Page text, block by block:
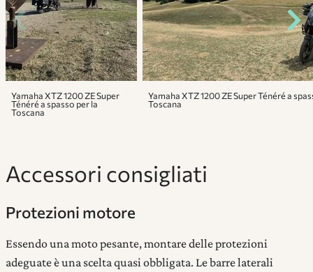
Yamaha XTZ 1200 ZE Super
Ténéré a spasso per la
Toscana
Yamaha XTZ 1200 ZE Super Ténéré a
Toscana
Accessori consigliati
Protezioni motore
Essendo una moto pesante, montare delle protezioni
adeguate è una scelta quasi obbligata. Le barre laterali